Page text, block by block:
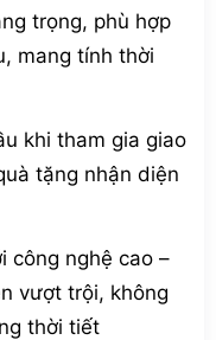
trọng, phù hợp
mang tính thời
khi tham gia giao
tặng nhận diện
công nghệ cao –
vượt trội, không
thời tiết